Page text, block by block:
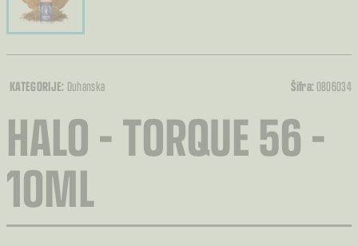
KATEGORIJE: Duhanska Šifra:0806034
HALO – TORQUE 56 –
10ML